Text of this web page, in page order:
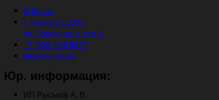
Я.Карты
г. Москва, СЗАО,
ул. Лодочная, 3, стр. 5
+7 (929) 939 5577
info@tonbox.ru
Юр. информация:
ИП Рыськов А. В.